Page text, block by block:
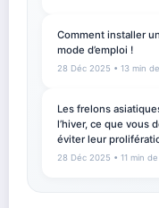
Comment installer
mode d’emploi !
28 Déc 2025 • 13 min
Les frelons
l’hiver, ce que vous
éviter leur
28 Déc 2025 • 11 min